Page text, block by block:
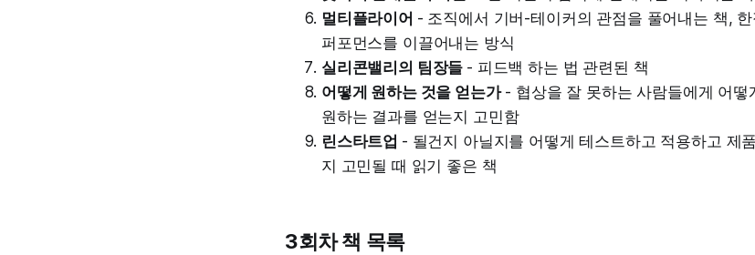
멀티플라이어 - 조직에서 기버-테이커의 관점을 풀어내는 책,
퍼포먼스를 이끌어내는 방식
실리콘밸리의 팀장들 - 피드백 하는 법 관련된 책
어떻게 원하는 것을 얻는가- 협상을 잘 못하는 사람들에게 어떻
원하는 결과를 얻는지 고민함
린스타트업 - 될건지 아닐지를 어떻게 테스트하고 적용하고 제
지 고민될 때 읽기 좋은 책
3회차 책 목록